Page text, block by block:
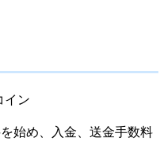
始め、入金、送金手数料